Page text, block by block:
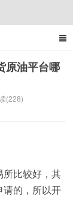
原油平台哪
(228)
所比较好，其
请的，所以开